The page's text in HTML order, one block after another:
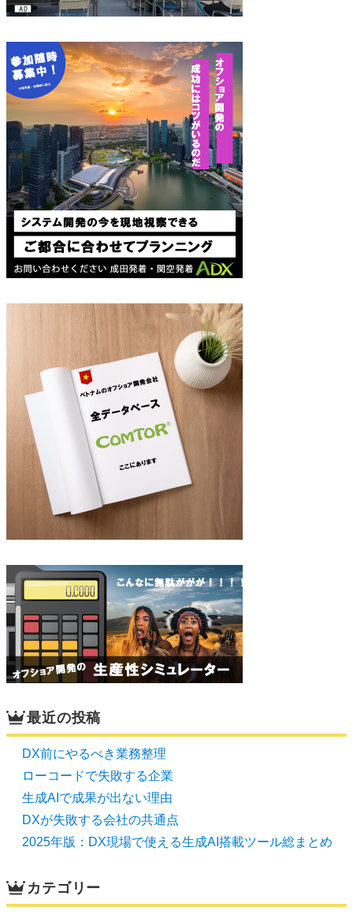
最近の投稿
DX前にやるべき業務整理
ローコードで失敗する企業
生成AIで成果が出ない理由
DXが失敗する会社の共通点
2025年版：DX現場で使える生成AI搭載ツール総まとめ
カテゴリー